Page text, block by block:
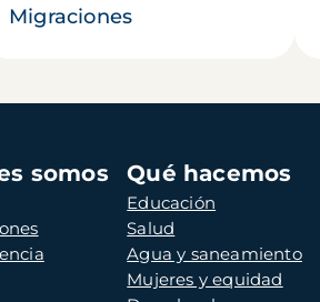
Migraciones
somos Qué hacemos
Educación
Salud
Agua y saneamiento
Mujeres y equidad